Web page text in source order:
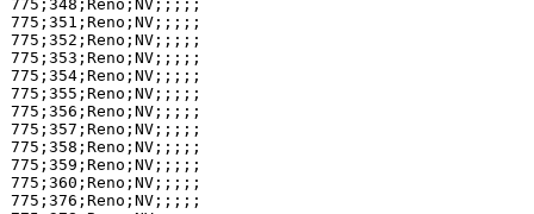
775;348;Reno;NV;;;;;
775;351;Reno;NV;;;;;
775;352;Reno;NV;;;;;
775;353;Reno;NV;;;;;
775;354;Reno;NV;;;;;
775;355;Reno;NV;;;;;
775;356;Reno;NV;;;;;
775;357;Reno;NV;;;;;
775;358;Reno;NV;;;;;
775;359;Reno;NV;;;;;
775;360;Reno;NV;;;;;
775;376;Reno;NV;;;;;